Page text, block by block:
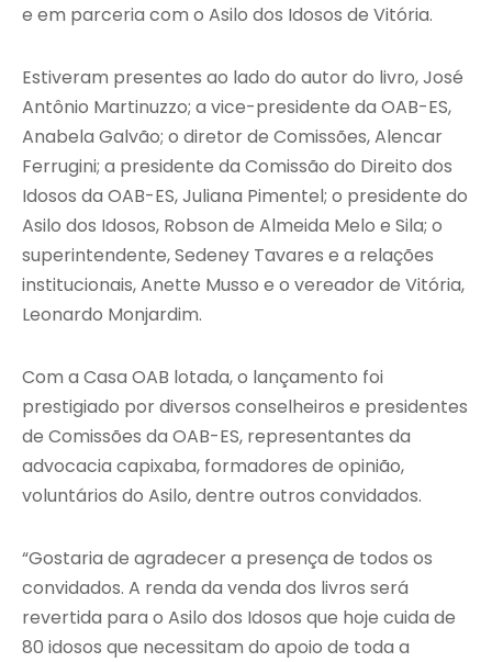
e em parceria com o Asilo dos Idosos de Vitória.
Estiveram presentes ao lado do autor do livro, José
Antônio Martinuzzo; a vice-presidente da OAB-ES,
Anabela Galvão; o diretor de Comissões, Alencar
Ferrugini; a presidente da Comissão do Direito dos
Idosos da OAB-ES, Juliana Pimentel; o presidente do
Asilo dos Idosos, Robson de Almeida Melo e Sila; o
superintendente, Sedeney Tavares e a relações
institucionais, Anette Musso e o vereador de Vitória,
Leonardo Monjardim.
Com a Casa OAB lotada, o lançamento foi
prestigiado por diversos conselheiros e presidentes
de Comissões da OAB-ES, representantes da
advocacia capixaba, formadores de opinião,
voluntários do Asilo, dentre outros convidados.
“Gostaria de agradecer a presença de todos os
convidados. A renda da venda dos livros será
revertida para o Asilo dos Idosos que hoje cuida de
80 idosos que necessitam do apoio de toda a